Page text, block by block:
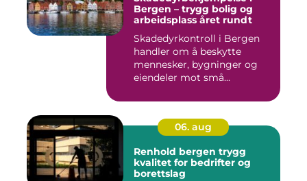
Bergen – trygg bolig og
arbeidsplass året rundt
Skadedyrkontroll i Bergen
handler om å beskytte
mennesker, bygninger og
eiendeler mot små...
06. aug
Renhold bergen trygg
kvalitet for bedrifter og
borettslag